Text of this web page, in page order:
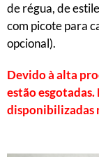
de régua, de
com picote para
opcional).
Devido à alta
estão esgotadas.
disponibilizadas